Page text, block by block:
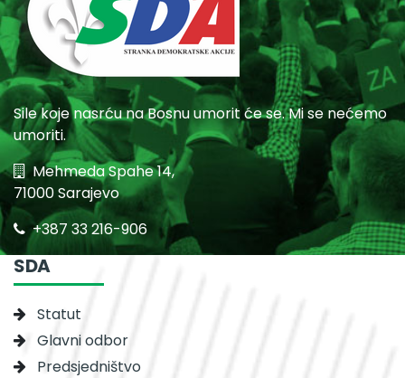
Sile koje nasrću na Bosnu umorit će se. Mi se nećemo
umoriti.
Mehmeda Spahe 14,
71000 Sarajevo
+387 33 216-906
SDA
Statut
Glavni odbor
Predsjedništvo